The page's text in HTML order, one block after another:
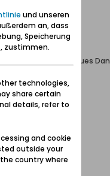
des Reichsgaues
haben ...
und unseren
an, dass
Speicherung
zustimmen.
technologies,
share certain
details, refer to
and cookie
outside your
country where